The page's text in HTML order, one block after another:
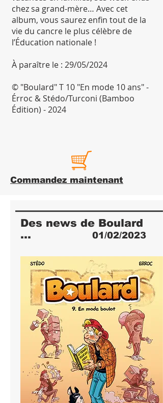
chez sa grand-mère… Avec cet
album, vous saurez enfin tout de la
vie du cancre le plus célèbre de
l’Éducation nationale !
À paraître le : 29/05/2024
© "Boulard" T 10 "En mode 10 ans" -
Érroc & Stédo/Turconi (Bamboo
Édition) - 2024
Commandez maintenant
Des news de Boulard
...
01/02/2023